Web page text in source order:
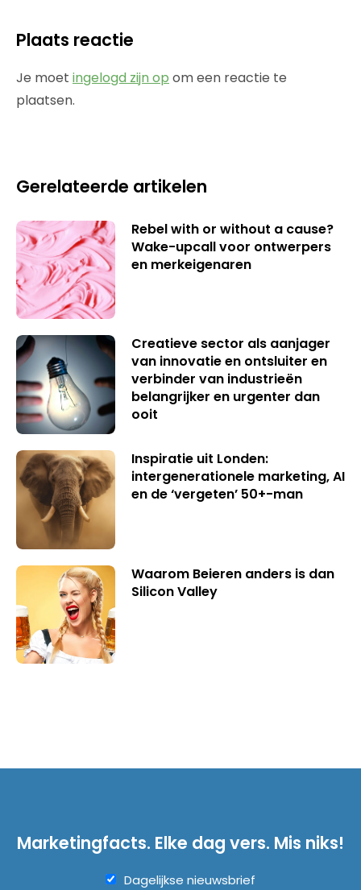
Plaats reactie
Je moet ingelogd zijn op om een reactie te
plaatsen.
Gerelateerde artikelen
Rebel with or without a cause?
Wake-upcall voor ontwerpers
en merkeigenaren
Creatieve sector als aanjager
van innovatie en ontsluiter en
verbinder van industrieën
belangrijker en urgenter dan
ooit
Inspiratie uit Londen:
intergenerationele marketing, AI
en de ‘vergeten’ 50+-man
Waarom Beieren anders is dan
Silicon Valley
Marketingfacts. Elke dag vers. Mis niks!
Dagelijkse nieuwsbrief